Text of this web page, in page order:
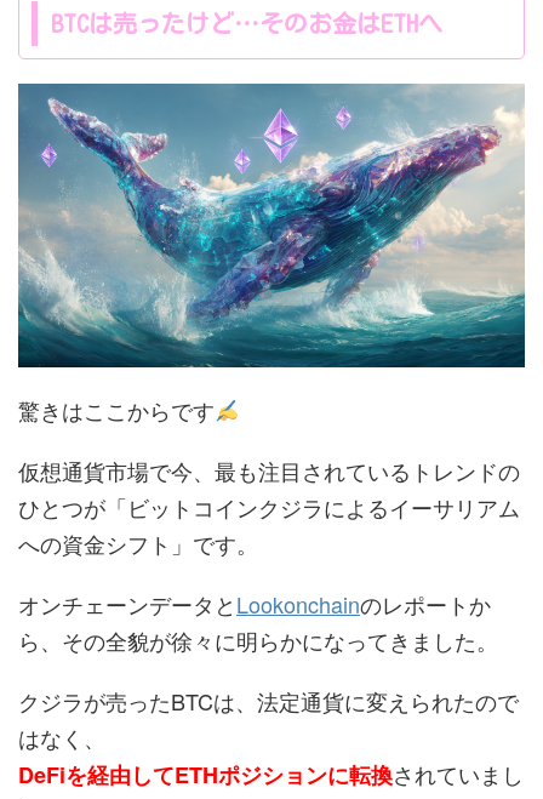
BTCは売ったけど…そのお金はETHへ
驚きはここからです
仮想通貨市場で今、最も注目されているトレンドの
ひとつが「ビットコインクジラによるイーサリアム
への資金シフト」です。
オンチェーンデータとLookonchainのレポートか
ら、その全貌が徐々に明らかになってきました。
クジラが売ったBTCは、法定通貨に変えられたので
はなく、
DeFiを経由してETHポジションに転換されていまし